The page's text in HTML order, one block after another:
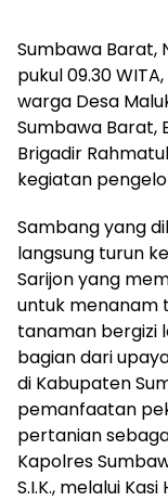
Sumbawa Barat,
pukul 09.30
warga Desa
Sumbawa Barat,
Brigadir
kegiatan
Sambang yang
langsung turun
Sarijon yang
untuk menanam
tanaman bergizi
bagian dari
di Kabupaten
pemanfaatan
pertanian
Kapolres
S.I.K., melalui Kasi